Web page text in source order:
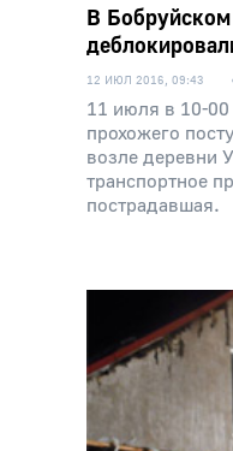
В Бобруйском
12 ИЮЛ 2016, 09:43
11 июля в 10-00
прохожего
возле деревни
транспортное
пострадавшая.